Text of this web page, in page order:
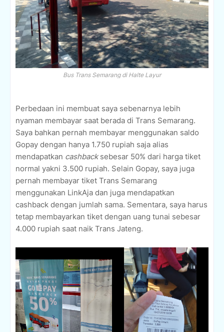
Bus Trans Semarang di Halte Layur
Perbedaan ini membuat saya sebenarnya lebih
nyaman membayar saat berada di Trans Semarang.
Saya bahkan pernah membayar menggunakan saldo
Gopay dengan hanya 1.750 rupiah saja alias
mendapatkan cashbacksebesar 50% dari harga tiket
normal yakni 3.500 rupiah. Selain Gopay, saya juga
pernah membayar tiket Trans Semarang
menggunakan LinkAja dan juga mendapatkan
cashback dengan jumlah sama. Sementara, saya harus
tetap membayarkan tiket dengan uang tunai sebesar
4.000 rupiah saat naik Trans Jateng.